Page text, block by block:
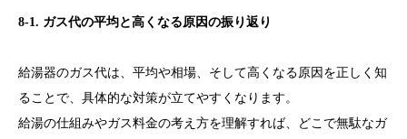
8-1. ガス代の平均と高くなる原因の振り返り
給湯器のガス代は、平均や相場、そして高くなる原因を正しく知
ることで、具体的な対策が立てやすくなります。
給湯の仕組みやガス料金の考え方を理解すれば、どこで無駄なガ